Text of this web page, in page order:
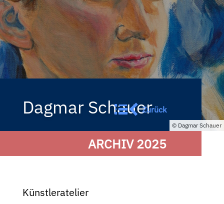
Dagmar SchauerZurück
ARCHIV 2025
Dagmar Schauer
Künstleratelier